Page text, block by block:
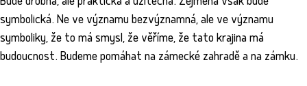
symbolická. Ne ve významu bezvýznamná, ale ve významu
symboliky, že to má smysl, že věříme, že tato krajina má
budoucnost. Budeme pomáhat na zámecké zahradě a na zámku.